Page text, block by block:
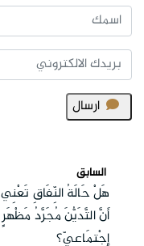
ارسال
السابق
هَلْ حَالَةُ النِّفَاقِ تَعْنِي
أَنَّ التَّدَيُّنَ مُجَرَّدُ مَظْهَرٍ
إجْتِمَاعِيّ؟